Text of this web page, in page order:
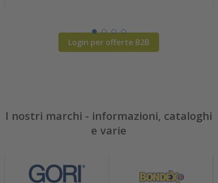
Login per offerte B2B
I nostri marchi - informazioni, cataloghi
e varie